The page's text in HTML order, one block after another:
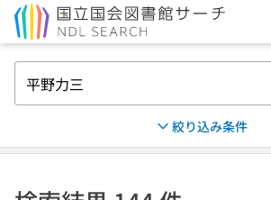
絞り込み条件